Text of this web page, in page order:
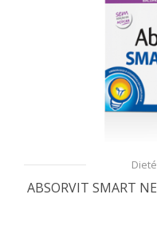
ABSORVIT SMART